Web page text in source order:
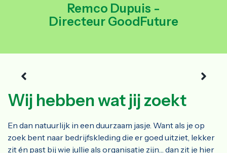
Remco Dupuis -
Directeur GoodFuture
Wij hebben wat jij zoekt
En dan natuurlijk in een duurzaam jasje. Want als je op
zoek bent naar bedrijfskleding die er goed uitziet, lekker
zit én past bij wie jullie als organisatie zijn… dan zit je hier